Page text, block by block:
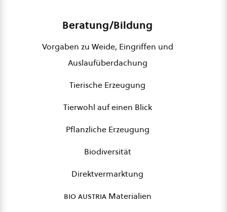
Beratung/Bildung
Vorgaben zu Weide, Eingriffen und
Auslaufüberdachung
Tierische Erzeugung
Tierwohl auf einen Blick
Pflanzliche Erzeugung
Biodiversität
Direktvermarktung
bio austriaMaterialien